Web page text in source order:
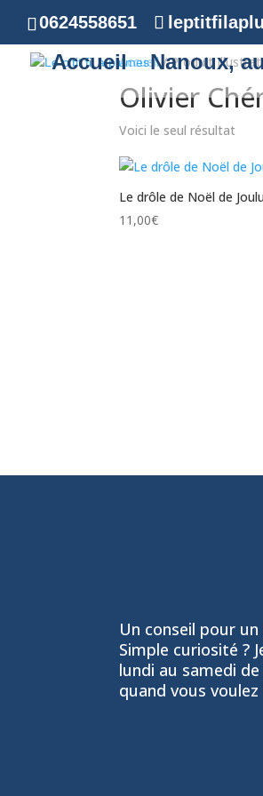
0624558651
Accueil Nanoux,
Accueil/ Produit
Olivier
Voici le seul résultat
Le drôle de Noël de
11,00€
Un conseil pour
Simple curiosité ?
lundi au samedi
quand vous voulez